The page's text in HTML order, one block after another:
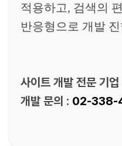
적용하고, 검색의
반응형으로 개발
사이트 개발 전문 기
개발 문의 : 02-338-